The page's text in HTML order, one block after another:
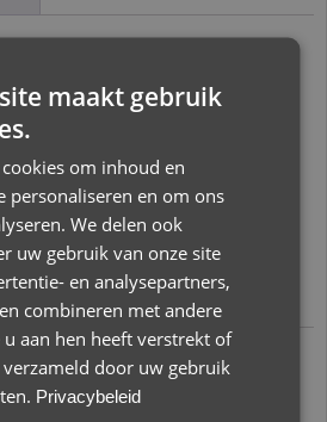
Mini 13 cm Poeder
van een heel zacht en
een mooie strik om de
lief uit en zal binnenkort
zijn.
maakt gebruik
om inhoud en
personaliseren en om ons
We delen ook
uw gebruik van onze site
en analysepartners,
combineren met andere
aan hen heeft verstrekt of
door uw gebruik
Privacybeleid